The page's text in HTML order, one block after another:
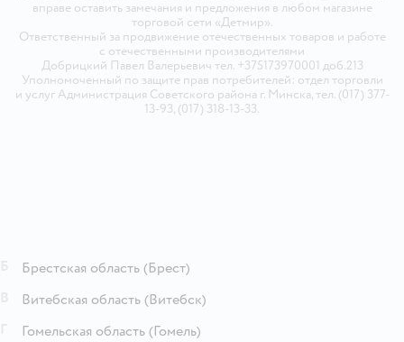
вправе оставить замечания и предложения в любом магазине
торговой сети «Детмир».
Ответственный за продвижение отечественных товаров и работе
с отечественными производителями
Добрицкий Павел Валерьевич тел. +375173970001 доб.213
Уполномоченный по защите прав потребителей: отдел торговли
и услуг Администрация Советского района г. Минска, тел. (017) 377-
13-93, (017) 318-13-33.
Брестская область (Брест)
Витебская область (Витебск)
Гомельская область (Гомель)